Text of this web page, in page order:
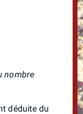
nombre
déduite du